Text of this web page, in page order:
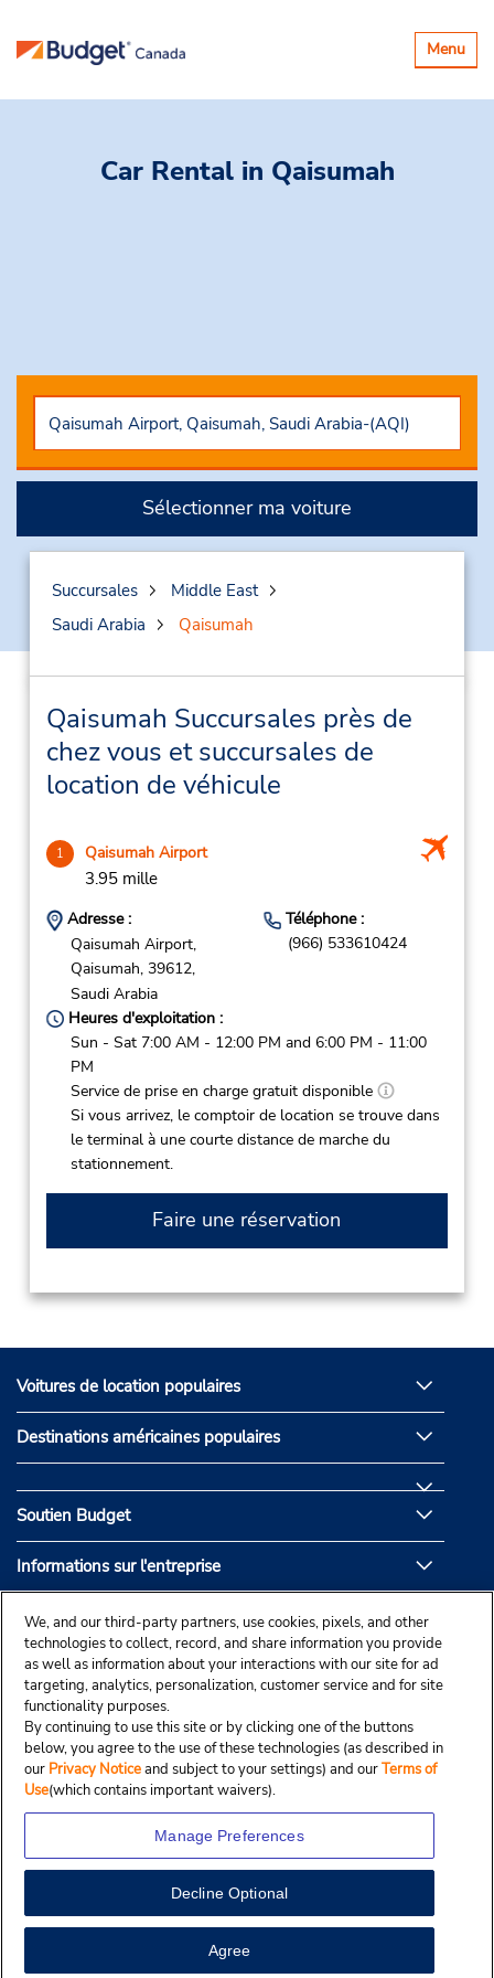
Basculer
la
Menu
Car Rental in Qaisumah
Sélectionner ma voiture
Succursales
Middle East
Saudi Arabia
Qaisumah
View Map
Qaisumah Succursales près de
chez vous et succursales de
location de véhicule
1 Qaisumah Airport
3.95 mille
Adresse :
Qaisumah Airport,
Qaisumah, 39612,
Saudi Arabia
Téléphone :
(966) 533610424
Heures d'exploitation :
Sun - Sat 7:00 AM - 12:00 PM and 6:00 PM - 11:00
PM
Service de prise en charge gratuit disponible
Si vous arrivez, le comptoir de location se trouve dans
le terminal à une courte distance de marche du
stationnement.
Faire une réservation
Voitures de location populaires
Destinations américaines populaires
Soutien Budget
Informations sur l'entreprise
Partenaires de Budget
© Droit d’auteur, Budgetcar, Inc., 2025.
We, and our third-party partners, use cookies, pixels, and other
technologies to collect, record, and share information you provide
as well as information about your interactions with our site for ad
targeting, analytics, personalization, customer service and for site
functionality purposes.
By continuing to use this site or by clicking one of the buttons
below, you agree to the use of these technologies (as described in
our Privacy Noticeand subject to your settings) and ourTerms of
Use(which contains important waivers).
Manage Preferences
Decline Optional
Agree